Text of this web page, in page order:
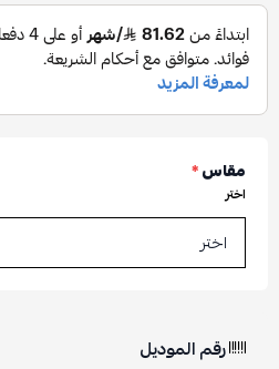
مقاس*
اختر
رقم الموديل